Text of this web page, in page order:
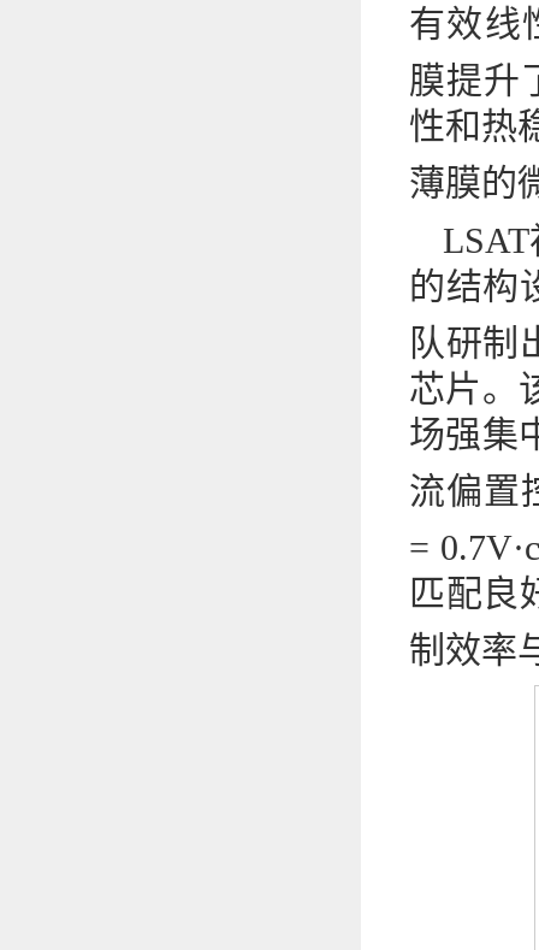
有效线
膜提升
性和热
薄膜的
的结构
队研制
芯片。
场强集
流偏置
=
匹配良
制效率